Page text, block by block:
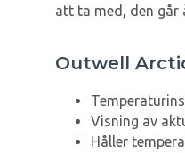
att ta med, den går
Outwell
Visning av
Håller